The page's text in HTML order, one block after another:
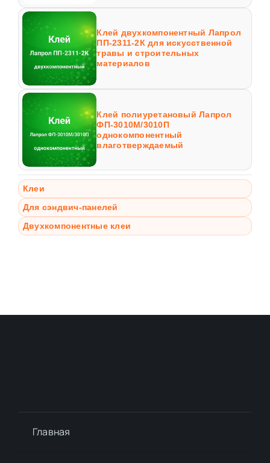
Клей двухкомпонентный Лапрол
ПП-2311-2К для искусственной
травы и строительных
материалов
Клей полиуретановый Лапрол
ФП-3010М/3010П
однокомпонентный
влаготверждаемый
Клеи
Для сэндвич-панелей
Двухкомпонентные клеи
Главная